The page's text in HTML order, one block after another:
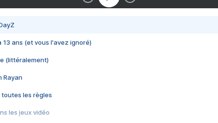
13 ans (et vous l'avez ignoré)
(littéralement)
Rayan
toutes les règles
les jeux vidéo